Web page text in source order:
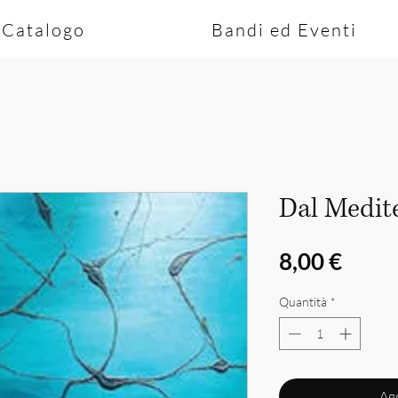
Catalogo Bandi ed Eventi
Dal
8,00 €Prezzo
Quantità *